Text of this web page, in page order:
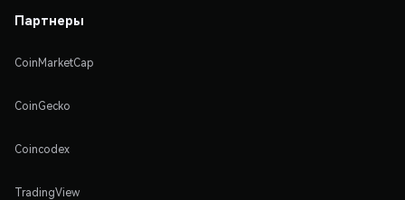
Партнеры
CoinMarketCap
CoinGecko
Coincodex
TradingView